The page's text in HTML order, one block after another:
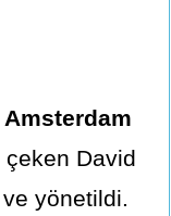
Amsterdam
çeken David
ve yönetildi.